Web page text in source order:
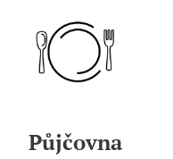
Půjčovna